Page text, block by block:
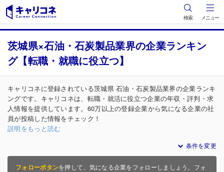
検索 メニュー
茨城県×石油・石炭製品業界の企業ランキン
グ【転職・就職に役立つ】
キャリコネに登録されている茨城県 石油・石炭製品業界の企業ランキ
ングです。キャリコネは、転職・就活に役立つ企業の年収・評判・求
人情報を提供しています。60万以上の登録企業から気になる企業の社
員が投稿した情報をチェック！
説明をもっと読む
条件を変更
フォローボタンを押して、気になる企業をフォローしましょう。フォ